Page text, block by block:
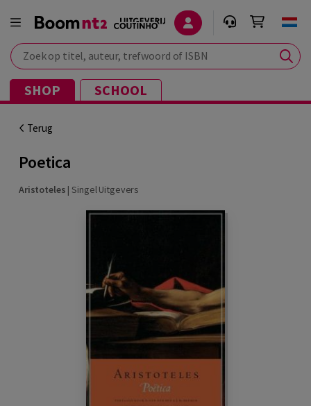
Zoek op titel, auteur, trefwoord of ISBN
SHOP SCHOOL
Terug
Poetica
Aristoteles |Singel Uitgevers